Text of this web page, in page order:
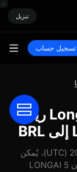
تنزيل
تسجيل حساب
حاسبة تبديل Longevity AI ريال
اعتباراً من 06-08-2026، الساعة 20:06 (UTC)، يُمكن
تبديل 1 LONGAI إلى 0 BRL، ما يعني أن 5 LONGAI